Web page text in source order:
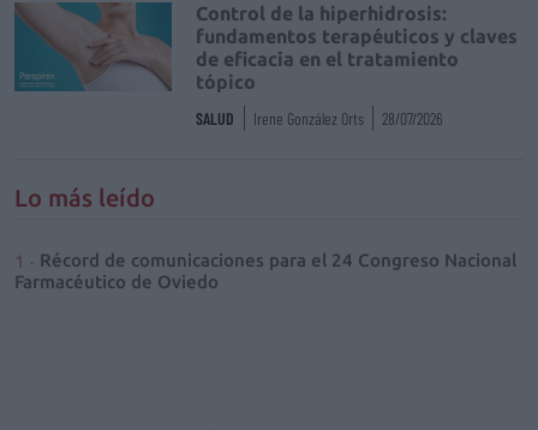
Control de la hiperhidrosis:
fundamentos terapéuticos y claves
de eficacia en el tratamiento
tópico
SALUD Irene González Orts 28/07/2026
Lo más leído
Récord de comunicaciones para el 24 Congreso Nacional
Farmacéutico de Oviedo